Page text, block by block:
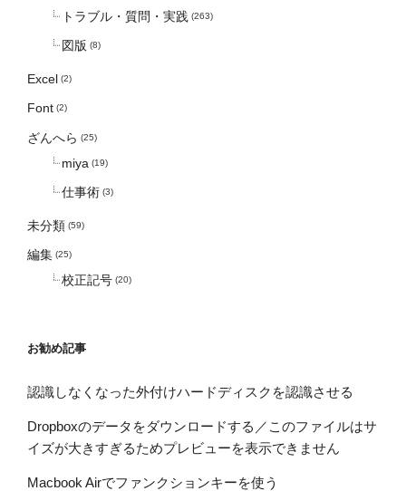
トラブル・質問・実践 (263)
図版 (8)
Excel (2)
Font (2)
ざんへら (25)
miya (19)
仕事術 (3)
未分類 (59)
編集 (25)
校正記号 (20)
お勧め記事
認識しなくなった外付けハードディスクを認識させる
Dropboxのデータをダウンロードする／このファイルはサ
イズが大きすぎるためプレビューを表示できません
Macbook Airでファンクションキーを使う